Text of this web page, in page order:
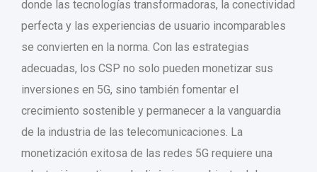
donde las tecnologías transformadoras, la conectividad
perfecta y las experiencias de usuario incomparables
se convierten en la norma. Con las estrategias
adecuadas, los CSP no solo pueden monetizar sus
inversiones en 5G, sino también fomentar el
crecimiento sostenible y permanecer a la vanguardia
de la industria de las telecomunicaciones. La
monetización exitosa de las redes 5G requiere una